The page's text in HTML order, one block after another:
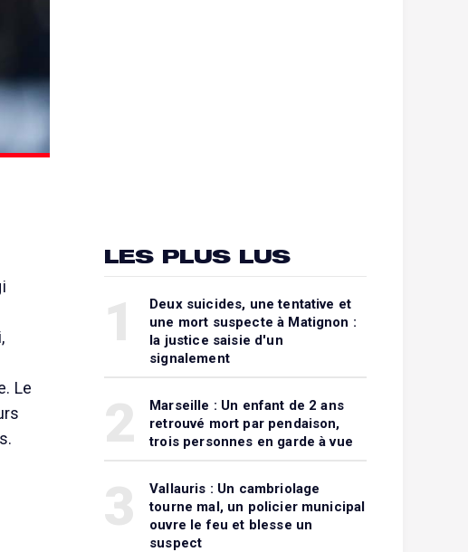
Le
LES PLUS LUS
Deux suicides, une tentative et
une mort suspecte à Matignon :
la justice saisie d'un
signalement
Marseille : Un enfant de 2 ans
retrouvé mort par pendaison,
trois personnes en garde à vue
Vallauris : Un cambriolage
tourne mal, un policier municipal
ouvre le feu et blesse un
suspect